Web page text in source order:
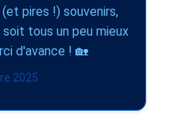
pires !) souvenirs,
tous un peu mieux
d'avance ! 🏡
2025